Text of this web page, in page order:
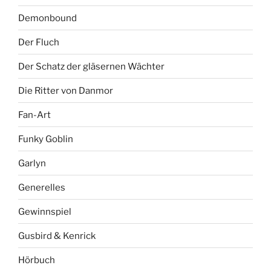
Demonbound
Der Fluch
Der Schatz der gläsernen Wächter
Die Ritter von Danmor
Fan-Art
Funky Goblin
Garlyn
Generelles
Gewinnspiel
Gusbird & Kenrick
Hörbuch